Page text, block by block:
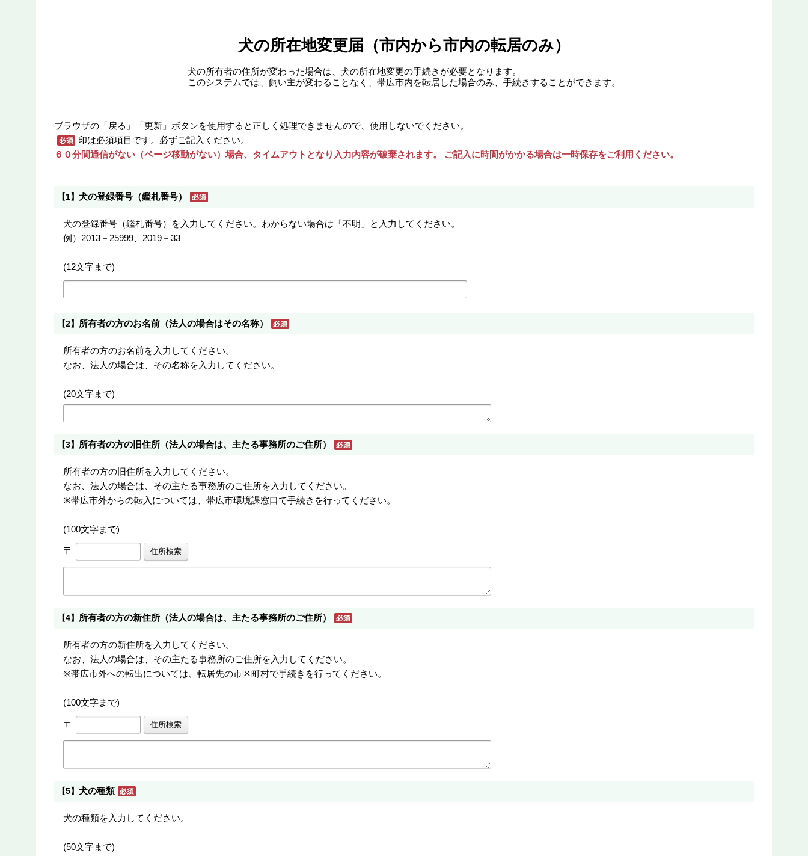
犬の所在地変更届（市内から市内の転居のみ）
犬の所有者の住所が変わった場合は、犬の所在地変更の手続きが必要となります。
このシステムでは、飼い主が変わることなく、帯広市内を転居した場合のみ、手続きすることができます。
ブラウザの「戻る」「更新」ボタンを使用すると正しく処理できませんので、使用しないでください。
印は必須項目です。必ずご記入ください。
６０分間通信がない（ページ移動がない）場合、タイムアウトとなり入力内容が破棄されます。 ご記入に時間がかかる場合は一時保存をご利用ください。
【1】 犬の登録番号（鑑札番号）
犬の登録番号（鑑札番号）を入力してください。わからない場合は「不明」と入力してください。
例）2013－25999、2019－33
(12文字まで)
【2】 所有者の方のお名前（法人の場合はその名称）
所有者の方のお名前を入力してください。
なお、法人の場合は、その名称を入力してください。
(20文字まで)
【3】 所有者の方の旧住所（法人の場合は、主たる事務所のご住所）
所有者の方の旧住所を入力してください。
なお、法人の場合は、その主たる事務所のご住所を入力してください。
※帯広市外からの転入については、帯広市環境課窓口で手続きを行ってください。
(100文字まで)
〒
【4】 所有者の方の新住所（法人の場合は、主たる事務所のご住所）
所有者の方の新住所を入力してください。
なお、法人の場合は、その主たる事務所のご住所を入力してください。
※帯広市外への転出については、転居先の市区町村で手続きを行ってください。
(100文字まで)
〒
【5】 犬の種類
犬の種類を入力してください。
(50文字まで)